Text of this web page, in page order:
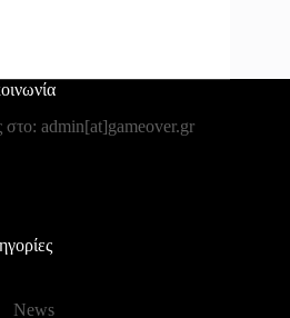
στο: admin[at]gameover.gr
News